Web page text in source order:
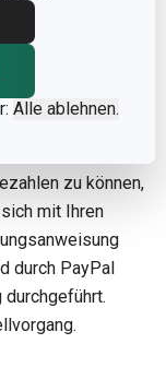
Alle ablehnen.
nicht
Zahlung auch
zu können,
mit Ihren
durch PayPal